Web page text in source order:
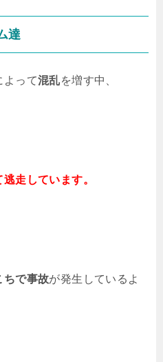
達
よって混乱を増す中、
走しています。
ちで事故が発生しているよ